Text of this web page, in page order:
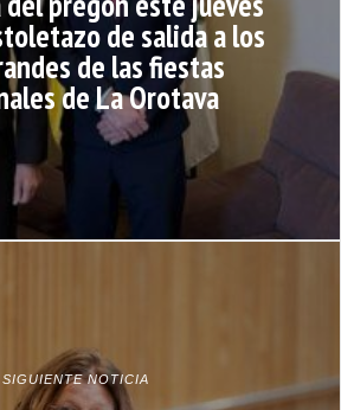
de salida a los
de las fiestas
de La Orotava
SIGUIENTE NOTICIA